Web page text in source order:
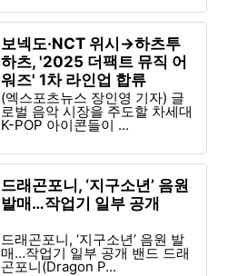
보넥도·NCT 위시→하츠투
하츠, '2025 더팩트 뮤직 어
워즈' 1차 라인업 합류
(엑스포츠뉴스 장인영 기자) 글
로벌 음악 시장을 주도할 차세대
K-POP 아이콘들이 ...
드래곤포니, ‘지구소년’ 음원
발매…작업기 일부 공개
드래곤포니, ‘지구소년’ 음원 발
매…작업기 일부 공개 밴드 드래
곤포니(Dragon P...